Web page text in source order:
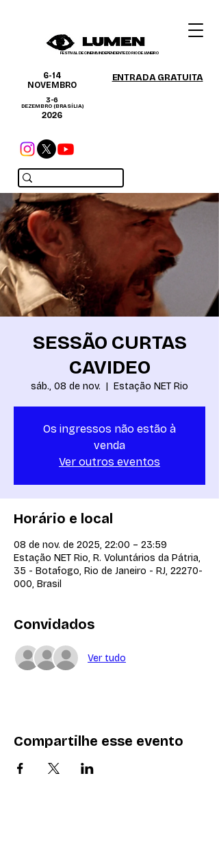
FESTIVAL DE CINEMA INDEPENDENTE DO RIO DE JANEIRO
6-14
NOVEMBRO
3-6
DEZEMBRO (BRASÍLIA)
2026
ENTRADA GRATUITA
SESSÃO CURTAS
CAVIDEO
sáb., 08 de nov.
  |
Estação NET Rio
Os ingressos não estão à
venda
Ver outros eventos
Horário e local
08 de nov. de 2025, 22:00 – 23:59
Estação NET Rio, R. Voluntários da Pátria,
35 - Botafogo, Rio de Janeiro - RJ, 22270-
000, Brasil
Convidados
Ver tudo
Compartilhe esse evento